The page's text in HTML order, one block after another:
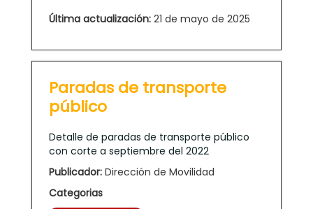
Última actualización: 21 de mayo de 2025
Paradas de transporte
público
Detalle de paradas de transporte público
con corte a septiembre del 2022
Publicador: Dirección de Movilidad
Categorias